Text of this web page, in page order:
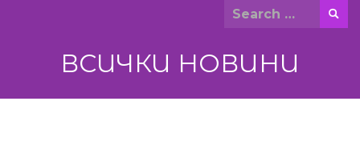
Search
ВСИЧКИ НОВИНИ